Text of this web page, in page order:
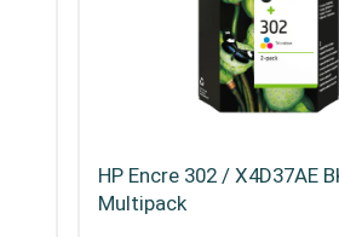
HP Encre 302 / X4D37AE
Multipack